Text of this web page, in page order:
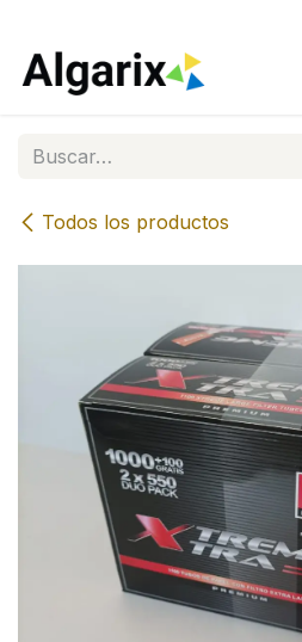
Todos los productos